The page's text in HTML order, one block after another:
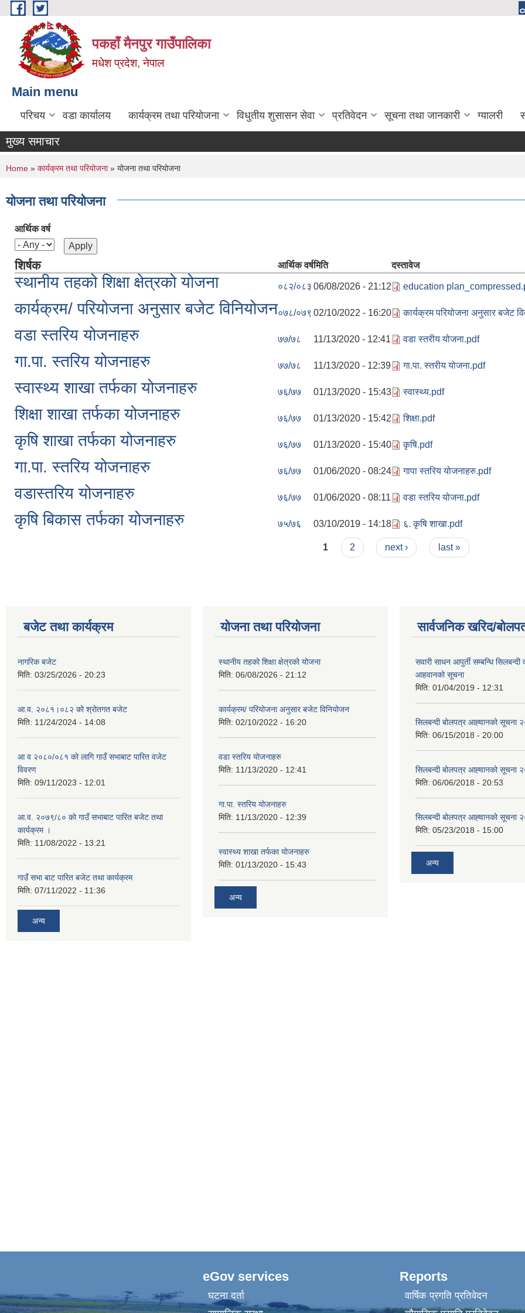
Skip to main content
पकहाँ मैनपुर गाउँपालिका
मधेश प्रदेश, नेपाल
Main menu
परिचय वडा कार्यालय कार्यक्रम तथा परियोजना विधुतीय शुसासन सेवा प्रतिवेदन सूचना तथा जानकारी ग्यालरी
मुख्य समाचार
You are here
Home » कार्यक्रम तथा परियोजना» योजना तथा परियोजना
योजना तथा परियोजना
आर्थिक वर्ष
शिर्षक आर्थिक वर्षमिति दस्तावेज
स्थानीय तहको शिक्षा क्षेत्रको योजना ०८२/०८३ 06/08/2026 - 21:12 education
कार्यक्रम/ परियोजना अनुसार बजेट विनियोजन०७८/०७९ 02/10/2022 - 16:20 कार्यक्रम परियोजना अनुसार बजेट
वडा स्तरिय योजनाहरु ७७/७८ 11/13/2020 - 12:41 वडा स्तरीय योजना.pdf
गा.पा. स्तरिय योजनाहरु ७७/७८ 11/13/2020 - 12:39 गा.पा. स्तरीय योजना.pdf
स्वास्थ्य शाखा तर्फका योजनाहरु ७६/७७ 01/13/2020 - 15:43 स्वास्थ्य.pdf
शिक्षा शाखा तर्फका योजनाहरु ७६/७७ 01/13/2020 - 15:42 शिक्षा.pdf
कृषि शाखा तर्फका योजनाहरु ७६/७७ 01/13/2020 - 15:40 कृषि.pdf
गा.पा. स्तरिय योजनाहरु ७६/७७ 01/06/2020 - 08:24 गापा स्तरिय योजनाहरु.pdf
वडास्तरिय योजनाहरु ७६/७७ 01/06/2020 - 08:11 वडा स्तरिय योजना.pdf
कृषि बिकास तर्फका योजनाहरु ७५/७६ 03/10/2019 - 14:18 ६. कृषि शाखा.pdf
1 2 next › last »
बजेट तथा कार्यक्रम
नागरिक बजेट
मिति: 03/25/2026 - 20:23
आ.व. २०८१।०८२ को श्रोतगत बजेट
मिति: 11/24/2024 - 14:08
आ व २०८०/०८१ को लागि गाउँ सभाबाट पारित वजेट
विवरण
मिति: 09/11/2023 - 12:01
आ.व. २०७९/८० को गाउँ सभाबाट पारित बजेट तथा
कार्यक्रम ।
मिति: 11/08/2022 - 13:21
गाउँ सभा बाट पारित बजेट तथा कार्यक्रम
मिति: 07/11/2022 - 11:36
अन्य
योजना तथा परियोजना
स्थानीय तहको शिक्षा क्षेत्रको योजना
मिति: 06/08/2026 - 21:12
कार्यक्रम/ परियोजना अनुसार बजेट विनियोजन
मिति: 02/10/2022 - 16:20
वडा स्तरिय योजनाहरु
मिति: 11/13/2020 - 12:41
गा.पा. स्तरिय योजनाहरु
मिति: 11/13/2020 - 12:39
स्वास्थ्य शाखा तर्फका योजनाहरु
मिति: 01/13/2020 - 15:43
अन्य
सार्वजनिक खरिद/
सवारी साधन आपुर्ती सम्बन्धि सिलबन्दी
आहवानको सूचना
मिति: 01/04/2019 - 12:31
सिलबन्दी बोलपत्र आह्‍वानको सूचना
मिति: 06/15/2018 - 20:00
सिलबन्दी बोलपत्र आह्‍वानको सूचना
मिति: 06/06/2018 - 20:53
सिलबन्दी बोलपत्र आह्‍वानको सूचना
मिति: 05/23/2018 - 15:00
अन्य
eGov services
घटना दर्ता
Reports
वार्षिक प्रगति प्रतिवेदन